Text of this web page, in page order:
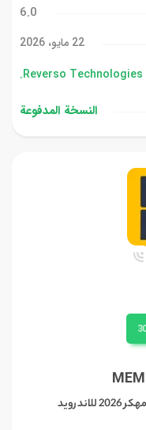
6.0
22 مايو، 2026
Reverso Technologies
النسخة المدفوعة